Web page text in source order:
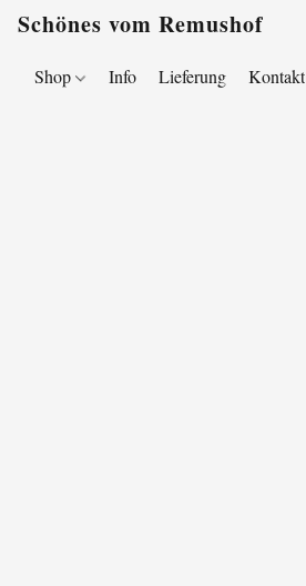
Schönes vom Remushof
Shop Info Lieferung Kontakt